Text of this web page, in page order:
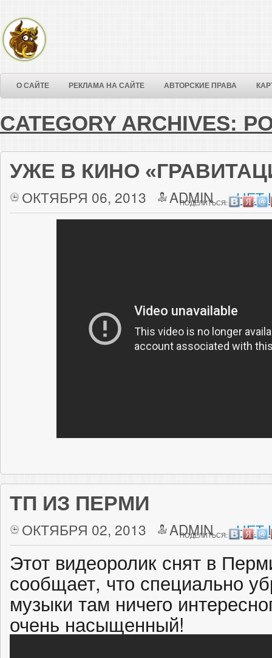
О САЙТЕ РЕКЛАМА НА САЙТЕ АВТОРСКИЕ ПРАВА
CATEGORY ARCHIVES:
УЖЕ В КИНО
ОКТЯБРЯ 06, 2013 ADMIN НЕТ
ПОДЕЛИТЬСЯ:
ТП ИЗ ПЕРМИ
ОКТЯБРЯ 02, 2013 ADMIN НЕТ
ПОДЕЛИТЬСЯ:
Этот видеоролик снят в
сообщает, что специально
музыки там ничего
очень насыщенный!